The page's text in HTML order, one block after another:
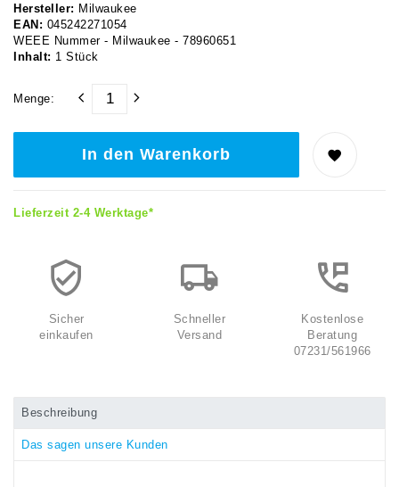
Hersteller: Milwaukee
EAN: 045242271054
WEEE Nummer - Milwaukee - 78960651
Inhalt: 1 Stück
Menge:
In den Warenkorb
Lieferzeit 2-4 Werktage*
Sicher
einkaufen
Schneller
Versand
Kostenlose
Beratung
07231/561966
Beschreibung
Das sagen unsere Kunden